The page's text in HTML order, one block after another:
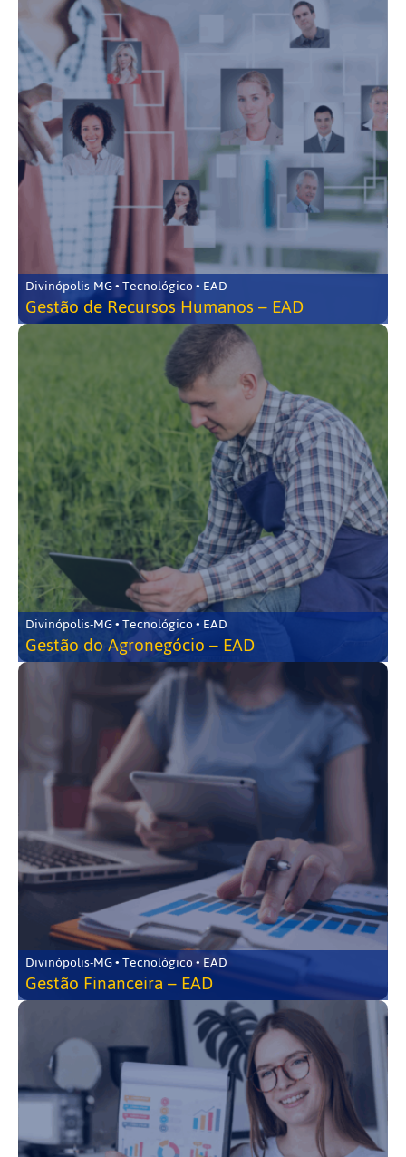
Divinópolis-MG • Tecnológico • EAD
Gestão de Recursos Humanos – EAD
Divinópolis-MG • Tecnológico • EAD
Gestão do Agronegócio – EAD
Divinópolis-MG • Tecnológico • EAD
Gestão Financeira – EAD